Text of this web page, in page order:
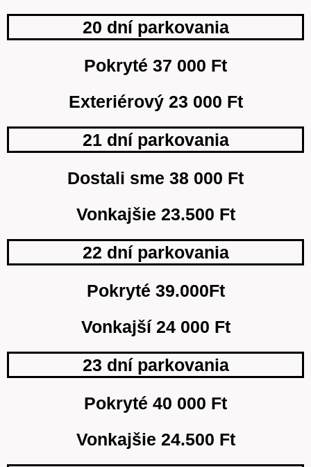
20 dní parkovania
Pokryté 37 000 Ft
Exteriérový 23 000 Ft
21 dní parkovania
Dostali sme 38 000 Ft
Vonkajšie 23.500 Ft
22 dní parkovania
Pokryté 39.000Ft
Vonkajší 24 000 Ft
23 dní parkovania
Pokryté 40 000 Ft
Vonkajšie 24.500 Ft